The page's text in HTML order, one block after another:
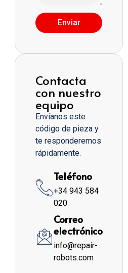
Enviar
Contacta
con nuestro
equipo
Envíanos este
código de pieza y
te responderemos
rápidamente.
Teléfono
+34 943 584
020
Correo
electrónico
info@repair-
robots.com